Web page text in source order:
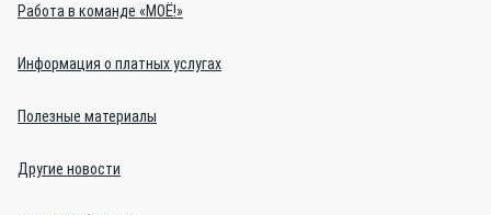
Работа в команде «МОЁ!»
Информация о платных услугах
Полезные материалы
Другие новости